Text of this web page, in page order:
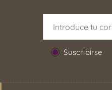
Suscribirse